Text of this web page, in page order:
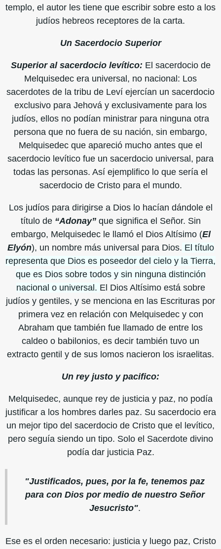
templo, el autor les tiene que escribir sobre esto a los
judíos hebreos receptores de la carta.
Un Sacerdocio Superior
Superior al sacerdocio levítico: El sacerdocio de
Melquisedec era universal, no nacional: Los
sacerdotes de la tribu de Leví ejercían un sacerdocio
exclusivo para Jehová y exclusivamente para los
judíos, ellos no podían ministrar para ninguna otra
persona que no fuera de su nación, sin embargo,
Melquisedec que apareció mucho antes que el
sacerdocio levítico fue un sacerdocio universal, para
todas las personas. Así ejemplifico lo que sería el
sacerdocio de Cristo para el mundo.
Los judíos para dirigirse a Dios lo hacían dándole el
título de “Adonay”que significa el Señor. Sin
embargo, Melquisedec le llamó el Dios Altísimo (El
Elyón), un nombre más universal para Dios. El título
representa que Dios es poseedor del cielo y la Tierra,
que es Dios sobre todos y sin ninguna distinción
nacional o universal. El Dios Altísimo está sobre
judíos y gentiles, y se menciona en las Escrituras por
primera vez en relación con Melquisedec y con
Abraham que también fue llamado de entre los
caldeo o babilonios, es decir también tuvo un
extracto gentil y de sus lomos nacieron los israelitas.
Un rey justo y pacifico:
Melquisedec, aunque rey de justicia y paz, no podía
justificar a los hombres darles paz. Su sacerdocio era
un mejor tipo del sacerdocio de Cristo que el levítico,
pero seguía siendo un tipo. Solo el Sacerdote divino
podía dar justicia Paz.
"Justificados, pues, por la fe, tenemos paz
para con Dios por medio de nuestro Señor
Jesucristo".
Ese es el orden necesario: justicia y luego paz, Cristo